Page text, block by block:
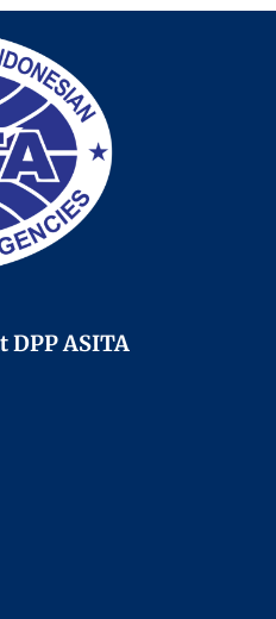
DPP ASITA